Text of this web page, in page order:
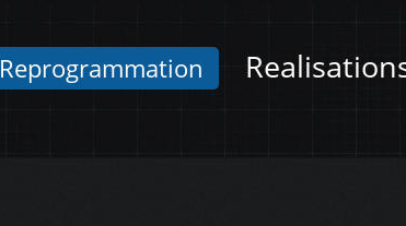
Reprogrammation